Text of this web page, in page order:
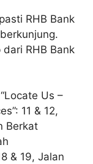
RHB Bank
RHB Bank
Us –
11 & 12,
Berkat
& 19, Jalan